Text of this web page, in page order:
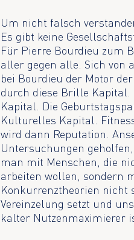
Um nicht falsch
Es gibt keine
Für Pierre Bourdieu zum
aller gegen alle. Sich von
bei Bourdieu der Motor
durch diese Brille Kapital.
Kapital. Die
Kulturelles Kapital.
wird dann Reputation.
Untersuchungen
man mit Menschen, die
arbeiten wollen, sondern
Konkurrenztheorien nicht
Vereinzelung setzt und
kalter Nutzenmaximierer